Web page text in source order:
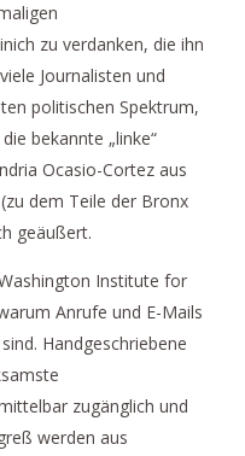
zu verdanken, die ihn
Journalisten und
politischen Spektrum,
bekannte „linke“
Ocasio-Cortez aus
dem Teile der Bronx
geäußert.
Institute for
Anrufe und E-Mails
Handgeschriebene
zugänglich und
werden aus